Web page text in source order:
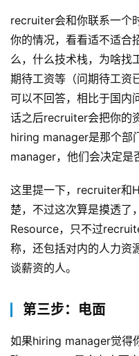
recruiter会和你联系一个
你的情况，看看适不适合
么，什么技术栈，为啥找
期待工资等（问期待工资
可以不回答，相比于国内
话之后recruiter会把你的
hiring manager是那个部
manager，他们会决定是
这里提一下，recruiter和
楚，不过这次算是摸透了
Resource，只不过
称，还包括对内的人力资
谈薪资的人。
第三步：电面
如果hiring manager觉得